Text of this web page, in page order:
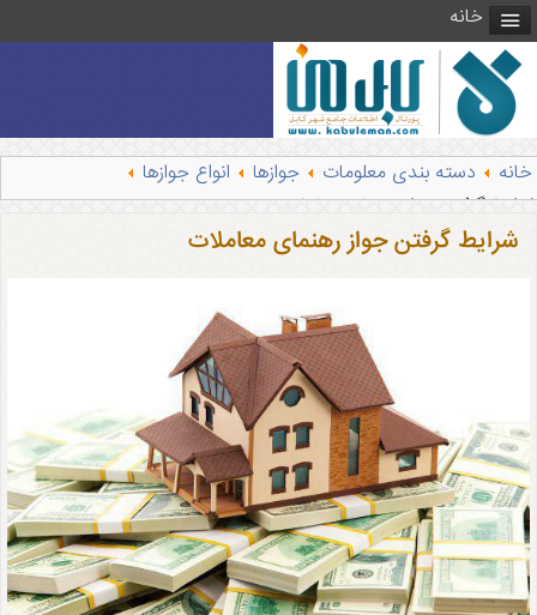
خانه دسته بندی معلومات جوازها
انواع جوازها
شرایط گرفتن جواز رهنمای معاملات
شرایط گرفتن جواز رهنمای معاملات
خانه